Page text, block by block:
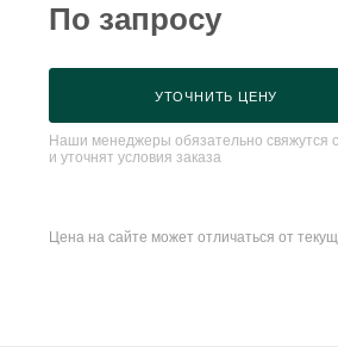
По запросу
УТОЧНИТЬ ЦЕНУ
Наши менеджеры обязательно свяжутся
и уточнят условия заказа
Цена на сайте может отличаться от